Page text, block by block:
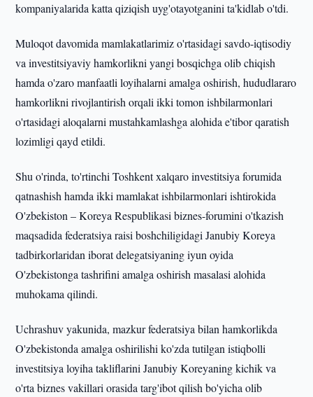
kompaniyalarida katta qiziqish uyg'otayotganini ta'kidlab o'tdi.
Muloqot davomida mamlakatlarimiz o'rtasidagi savdo-iqtisodiy
va investitsiyaviy hamkorlikni yangi bosqichga olib chiqish
hamda o'zaro manfaatli loyihalarni amalga oshirish, hududlararo
hamkorlikni rivojlantirish orqali ikki tomon ishbilarmonlari
o'rtasidagi aloqalarni mustahkamlashga alohida e'tibor qaratish
lozimligi qayd etildi.
Shu o'rinda, to'rtinchi Toshkent xalqaro investitsiya forumida
qatnashish hamda ikki mamlakat ishbilarmonlari ishtirokida
O'zbekiston – Koreya Respublikasi biznes-forumini o'tkazish
maqsadida federatsiya raisi boshchiligidagi Janubiy Koreya
tadbirkorlaridan iborat delegatsiyaning iyun oyida
O'zbekistonga tashrifini amalga oshirish masalasi alohida
muhokama qilindi.
Uchrashuv yakunida, mazkur federatsiya bilan hamkorlikda
O'zbekistonda amalga oshirilishi ko'zda tutilgan istiqbolli
investitsiya loyiha takliflarini Janubiy Koreyaning kichik va
o'rta biznes vakillari orasida targ'ibot qilish bo'yicha olib